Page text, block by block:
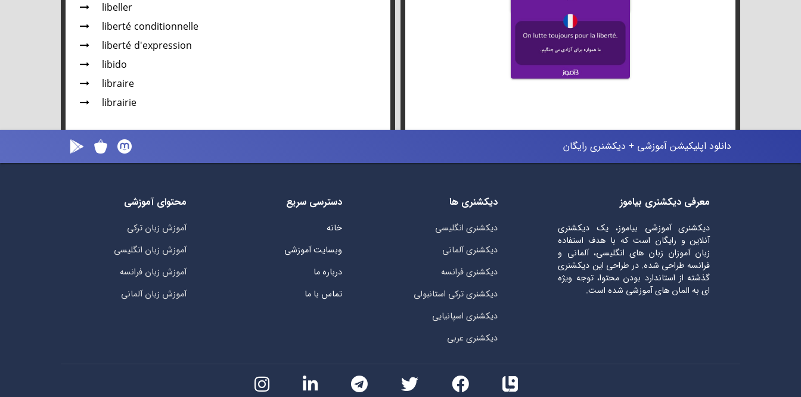
libeller
liberté conditionnelle
liberté d'expression
libido
libraire
librairie
دانلود اپلیکیشن آموزشی + دیکشنری رایگان
معرفی دیکشنری بیاموز
دیکشنری آموزشی بیاموز، یک دیکشنری
آنلاین و رایگان است که با هدف استفاده
زبان آموزان زبان های انگلیسی، آلمانی و
فرانسه طراحی شده. در طراحی این دیکشنری
گذشته از استاندارد بودن محتوا، توجه ویژه
ای به المان های آموزشی شده است.
دیکشنری ها
دیکشنری انگلیسی
دیکشنری آلمانی
دیکشنری فرانسه
دیکشنری ترکی استانبولی
دیکشنری اسپانیایی
دیکشنری عربی
دسترسی سریع
خانه
وبسایت آموزشی
درباره ما
تماس با ما
محتوای آموزشی
آموزش زبان ترکی
آموزش زبان انگلیسی
آموزش زبان فرانسه
آموزش زبان آلمانی